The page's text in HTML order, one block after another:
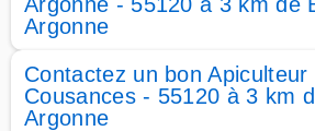
Argonne
Contactez un bon Apiculteur
Cousances - 55120 à 3 km
Argonne